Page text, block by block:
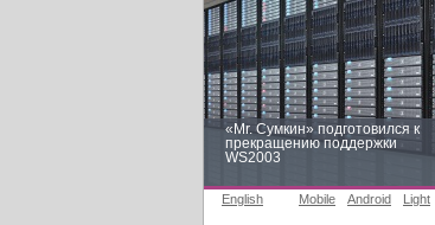
«Mr. Сумкин» подготовился к
прекращению поддержки
WS2003
English Mobile Android Light